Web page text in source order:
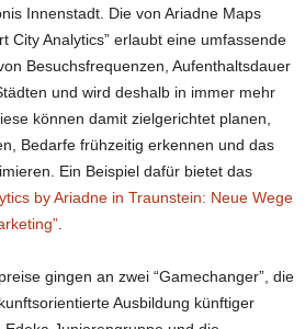
Innenstadt. Die von Ariadne Maps
City Analytics” erlaubt eine umfassende
Besuchsfrequenzen, Aufenthaltsdauer
und wird deshalb in immer mehr
können damit zielgerichtet planen,
Bedarfe frühzeitig erkennen und das
Ein Beispiel dafür bietet das
by Ariadne in Traunstein: Neue Wege
.
gingen an zwei “Gamechanger”, die
Ausbildung künftiger